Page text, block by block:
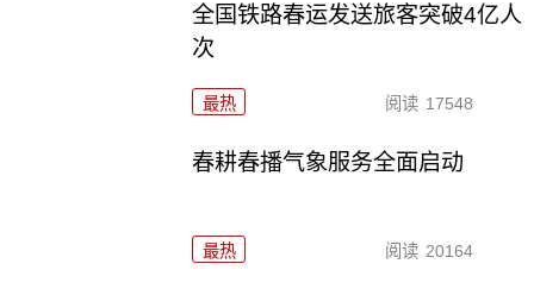
全国铁路春运发送旅客突破4亿人
次
最热 阅读 17548
春耕春播气象服务全面启动
最热 阅读 20164